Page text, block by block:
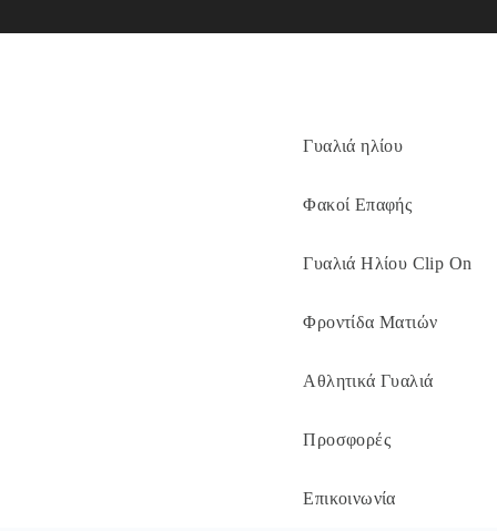
Γυαλιά ηλίου
Φακοί Επαφής
Γυαλιά Ηλίου Clip On
Φροντίδα Ματιών
Αθλητικά Γυαλιά
Προσφορές
Επικοινωνία